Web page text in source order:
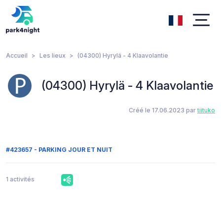
Accueil Les lieux (04300) Hyrylä - 4 Klaavolantie
(04300) Hyrylä - 4 Klaavolantie
Créé le 17.06.2023 partiituko
#423657 - PARKING JOUR ET NUIT
1 activités